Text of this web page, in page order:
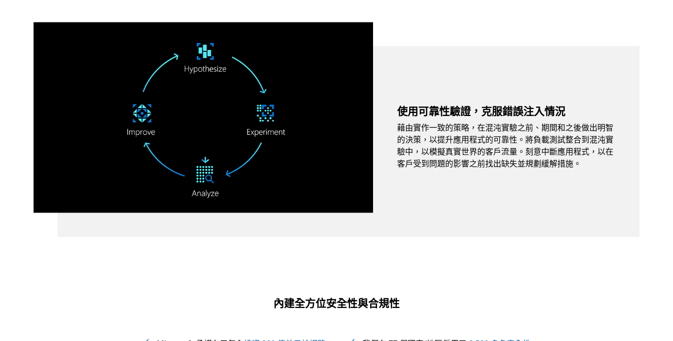
使用可靠性驗證，克服錯誤注入情況
藉由實作一致的策略，在混沌實驗之前、期間和之後做出明智
的決策，以提升應用程式的可靠性。將負載測試整合到混沌實
驗中，以模擬真實世界的客戶流量。刻意中斷應用程式，以在
客戶受到問題的影響之前找出缺失並規劃緩解措施。
內建全方位安全性與合規性